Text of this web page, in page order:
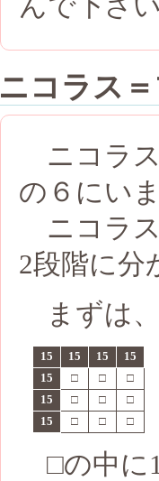
ニコラス
ニコラ
の６にい
ニコラ
2段階に分
まずは
15 15 15
15
15
□ □
□
15
□ □
□
15
□ □ □
□の中に